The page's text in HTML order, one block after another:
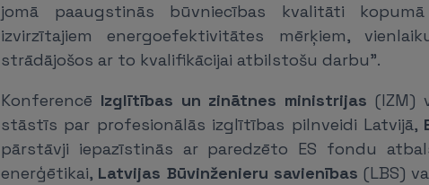
jomā paaugstinās būvniecības kvalitāti
izvirzītajiem energoefektivitātes mērķiem,
strādājošos ar to kvalifikācijai atbilstošu darbu”.
Konferencē Izglītības un zinātnes ministrijas (IZM)
stāstīs par profesionālās izglītības pilnveidi Latvijā,
pārstāvji iepazīstinās ar paredzēto ES fondu
enerģētikai, Latvijas Būvinženieru savienības (LBS)